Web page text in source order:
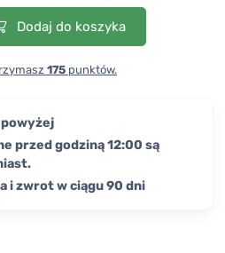
Dodaj do koszyka
175 punktów.
powyżej
przed godziną 12:00 są
i zwrot w ciągu 90 dni